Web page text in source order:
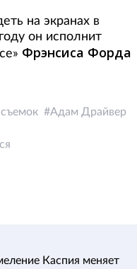
на экранах в
он исполнит
Фрэнсиса Форда
Адам Драйвер
Каспия меняет